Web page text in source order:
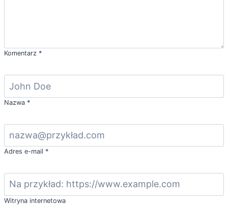
Komentarz *
Nazwa *
Adres e-mail *
Witryna internetowa